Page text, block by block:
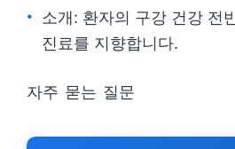
소개: 환자의 구강 건강 전
진료를 지향합니다.
자주 묻는 질문